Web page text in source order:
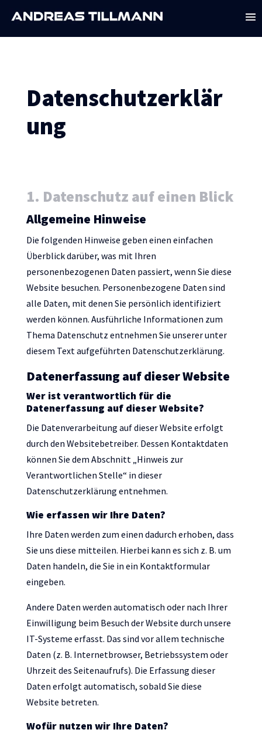
Datenschutzerklär
ung
1. Datenschutz auf einen Blick
Allgemeine Hinweise
Die folgenden Hinweise geben einen einfachen
Überblick darüber, was mit Ihren
personenbezogenen Daten passiert, wenn Sie diese
Website besuchen. Personenbezogene Daten sind
alle Daten, mit denen Sie persönlich identifiziert
werden können. Ausführliche Informationen zum
Thema Datenschutz entnehmen Sie unserer unter
diesem Text aufgeführten Datenschutzerklärung.
Datenerfassung auf dieser Website
Wer ist verantwortlich für die
Datenerfassung auf dieser Website?
Die Datenverarbeitung auf dieser Website erfolgt
durch den Websitebetreiber. Dessen Kontaktdaten
können Sie dem Abschnitt „Hinweis zur
Verantwortlichen Stelle“ in dieser
Datenschutzerklärung entnehmen.
Wie erfassen wir Ihre Daten?
Ihre Daten werden zum einen dadurch erhoben, dass
Sie uns diese mitteilen. Hierbei kann es sich z. B. um
Daten handeln, die Sie in ein Kontaktformular
eingeben.
Andere Daten werden automatisch oder nach Ihrer
Einwilligung beim Besuch der Website durch unsere
IT-Systeme erfasst. Das sind vor allem technische
Daten (z. B. Internetbrowser, Betriebssystem oder
Uhrzeit des Seitenaufrufs). Die Erfassung dieser
Daten erfolgt automatisch, sobald Sie diese
Website betreten.
Wofür nutzen wir Ihre Daten?